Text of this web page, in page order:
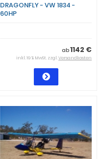
DRAGONFLY - VW 1834 -
60HP
ab1142 €
inkl. 19 % MwSt. zzgl.Versandkosten